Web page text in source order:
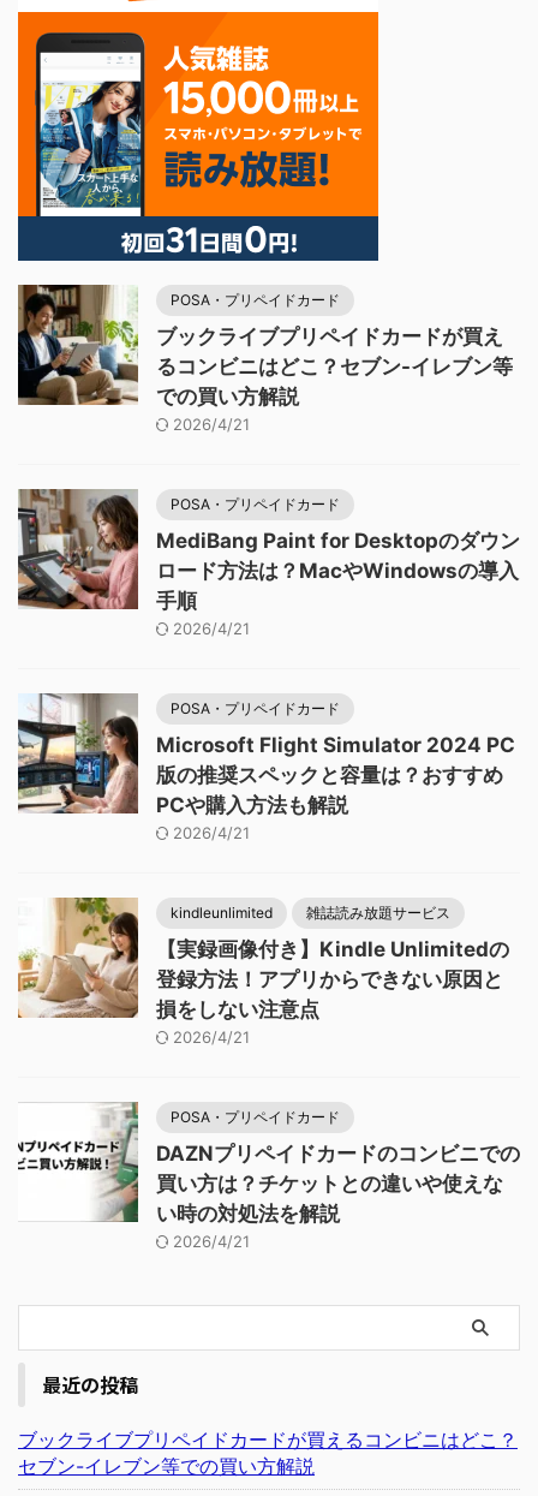
POSA・プリペイドカード
ブックライブプリペイドカードが買え
るコンビニはどこ？セブン-イレブン等
での買い方解説
2026/4/21
POSA・プリペイドカード
MediBang Paint for Desktopのダウン
ロード方法は？MacやWindowsの導入
手順
2026/4/21
POSA・プリペイドカード
Microsoft Flight Simulator 2024 PC
版の推奨スペックと容量は？おすすめ
PCや購入方法も解説
2026/4/21
kindleunlimited 雑誌読み放題サービス
【実録画像付き】Kindle Unlimitedの
登録方法！アプリからできない原因と
損をしない注意点
2026/4/21
POSA・プリペイドカード
DAZNプリペイドカードのコンビニでの
買い方は？チケットとの違いや使えな
い時の対処法を解説
2026/4/21
最近の投稿
ブックライブプリペイドカードが買えるコンビニはどこ？
セブン-イレブン等での買い方解説